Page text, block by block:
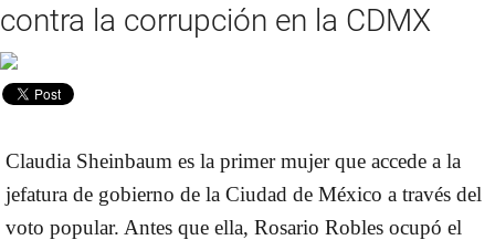
contra la corrupción en la CDMX
Claudia Sheinbaum es la primer mujer que accede a la
jefatura de gobierno de la Ciudad de México a través del
voto popular. Antes que ella, Rosario Robles ocupó el